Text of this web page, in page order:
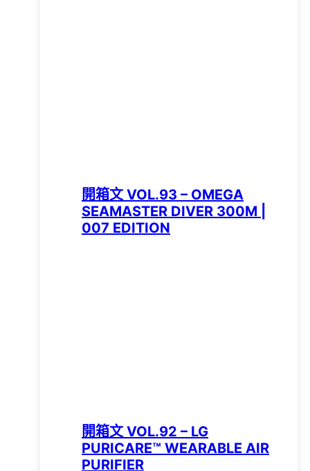
開箱文 VOL.93 – OMEGA
SEAMASTER DIVER 300M |
007 EDITION
開箱文 VOL.92 – LG
PURICARE™️ WEARABLE AIR
PURIFIER